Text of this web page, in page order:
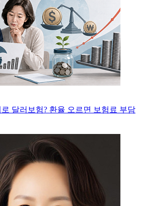
달러보험? 환율 오르면 보험료 부담